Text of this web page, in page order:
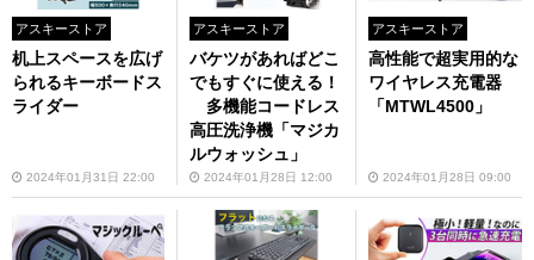
アスキーストア
机上スペースを広げ
られるキーボードス
ライダー
2024年01月31日 22:00
アスキーストア
バケツがあればどこ
でもすぐに使える！
多機能コードレス
高圧洗浄機「マジカ
ルウォッシュ」
2024年01月28日 12:00
アスキーストア
高性能で超実用的な
ワイヤレス充電器
「MTWL4500」
2024年01月28日 09:00